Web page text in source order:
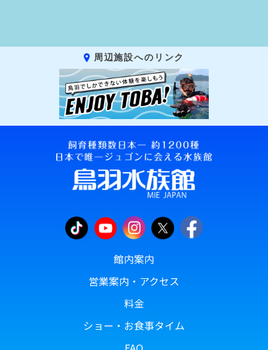
周辺施設へのリンク
館内案内
営業案内・アクセス
料金
ショー・お食事タイム